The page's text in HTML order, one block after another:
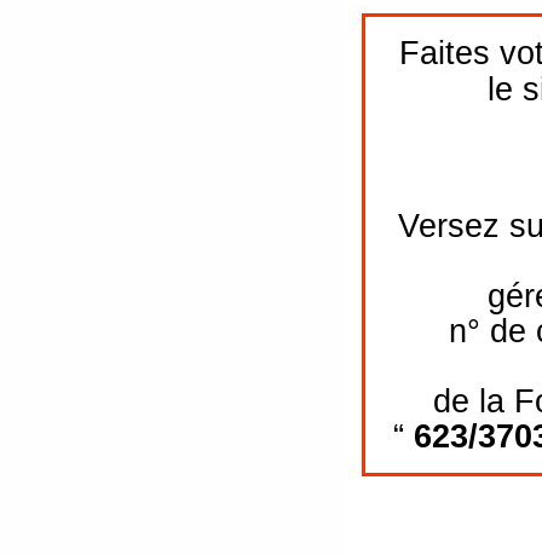
Faites
le
Versez
n° de
de la
“ 623/